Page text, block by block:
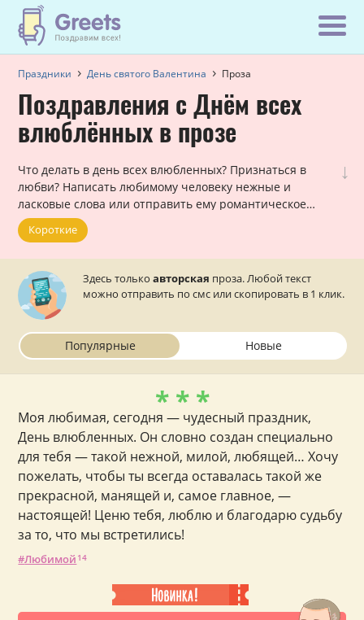
Праздники День святого Валентина Проза
Поздравления с Днём всех
влюблённых в прозе
↓
Что делать в день всех влюбленных? Признаться в
любви? Написать любимому человеку нежные и
ласковые слова или отправить ему романтическое
послание? Наши авторы написали красивую и нежную
прозу для поздравления любимых и дорогих вашему
Короткие
Здесь толькоавторская проза. Любой текст
можно отправить по смс или скопировать в 1 клик.
Популярные Новые
* * *
Моя любимая, сегодня — чудесный праздник,
День влюбленных. Он словно создан специально
для тебя — такой нежной, милой, любящей… Хочу
пожелать, чтобы ты всегда оставалась такой же
прекрасной, манящей и, самое главное, —
настоящей! Ценю тебя, люблю и благодарю судьбу
за то, что мы встретились!
Любимой 14